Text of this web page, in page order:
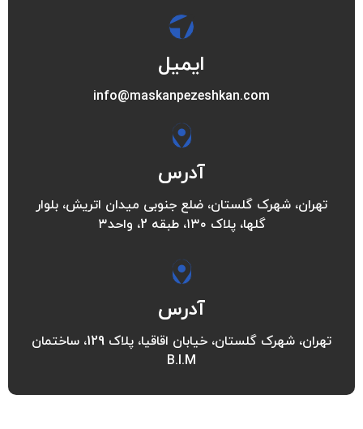
ایمیل
info@maskanpezeshkan.com
آدرس
تهران، شهرک گلستان، ضلع جنوبی میدان اتریش، بلوار
گلها، پلاک ۱۳۰، طبقه 2، واحد۳
آدرس
تهران، شهرک گلستان، خیابان اقاقیا، پلاک 129، ساختمان
B.I.M